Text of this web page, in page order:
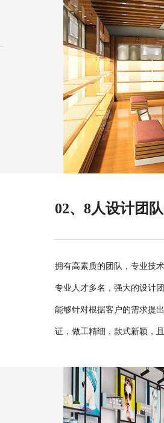
02、8人设计团
拥有高素质的团队，专业技
专业人才多名，强大的设计
能够针对根据客户的需求提
证，做工精细，款式新颖，